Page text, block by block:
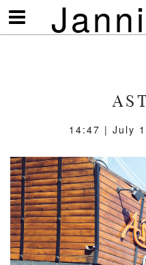
Visa/göm
meny
14:47 | July